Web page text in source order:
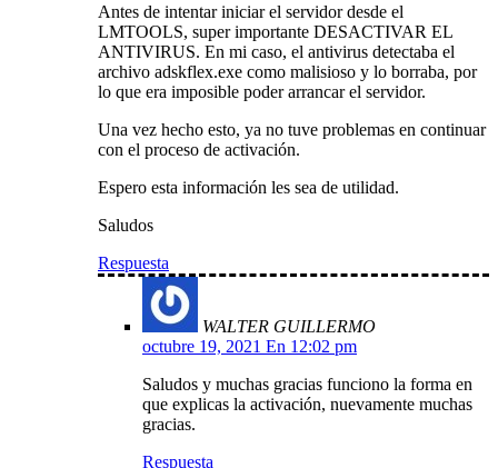
Antes de intentar iniciar el servidor desde el
LMTOOLS, super importante DESACTIVAR EL
ANTIVIRUS. En mi caso, el antivirus detectaba el
archivo adskflex.exe como malisioso y lo borraba, por
lo que era imposible poder arrancar el servidor.
Una vez hecho esto, ya no tuve problemas en continuar
con el proceso de activación.
Espero esta información les sea de utilidad.
Saludos
Respuesta
WALTER GUILLERMO
octubre 19, 2021 En 12:02 pm
Saludos y muchas gracias funciono la forma en
que explicas la activación, nuevamente muchas
gracias.
Respuesta